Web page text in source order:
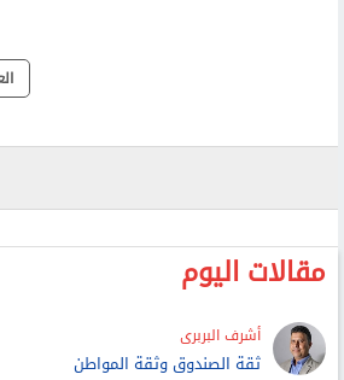
مقالات اليوم
أشرف البربرى
ثقة الصندوق وثقة المواطن